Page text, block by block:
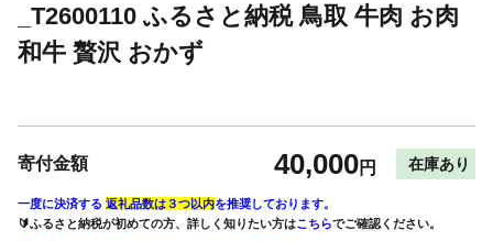
_T2600110 ふるさと納税 鳥取 牛肉 お肉
和牛 贅沢 おかず
寄付金額 40,000円 在庫あり
一度に決済する 返礼品数は３つ以内を推奨しております。
🔰ふるさと納税が初めての方、詳しく知りたい方はこちらでご確認ください。